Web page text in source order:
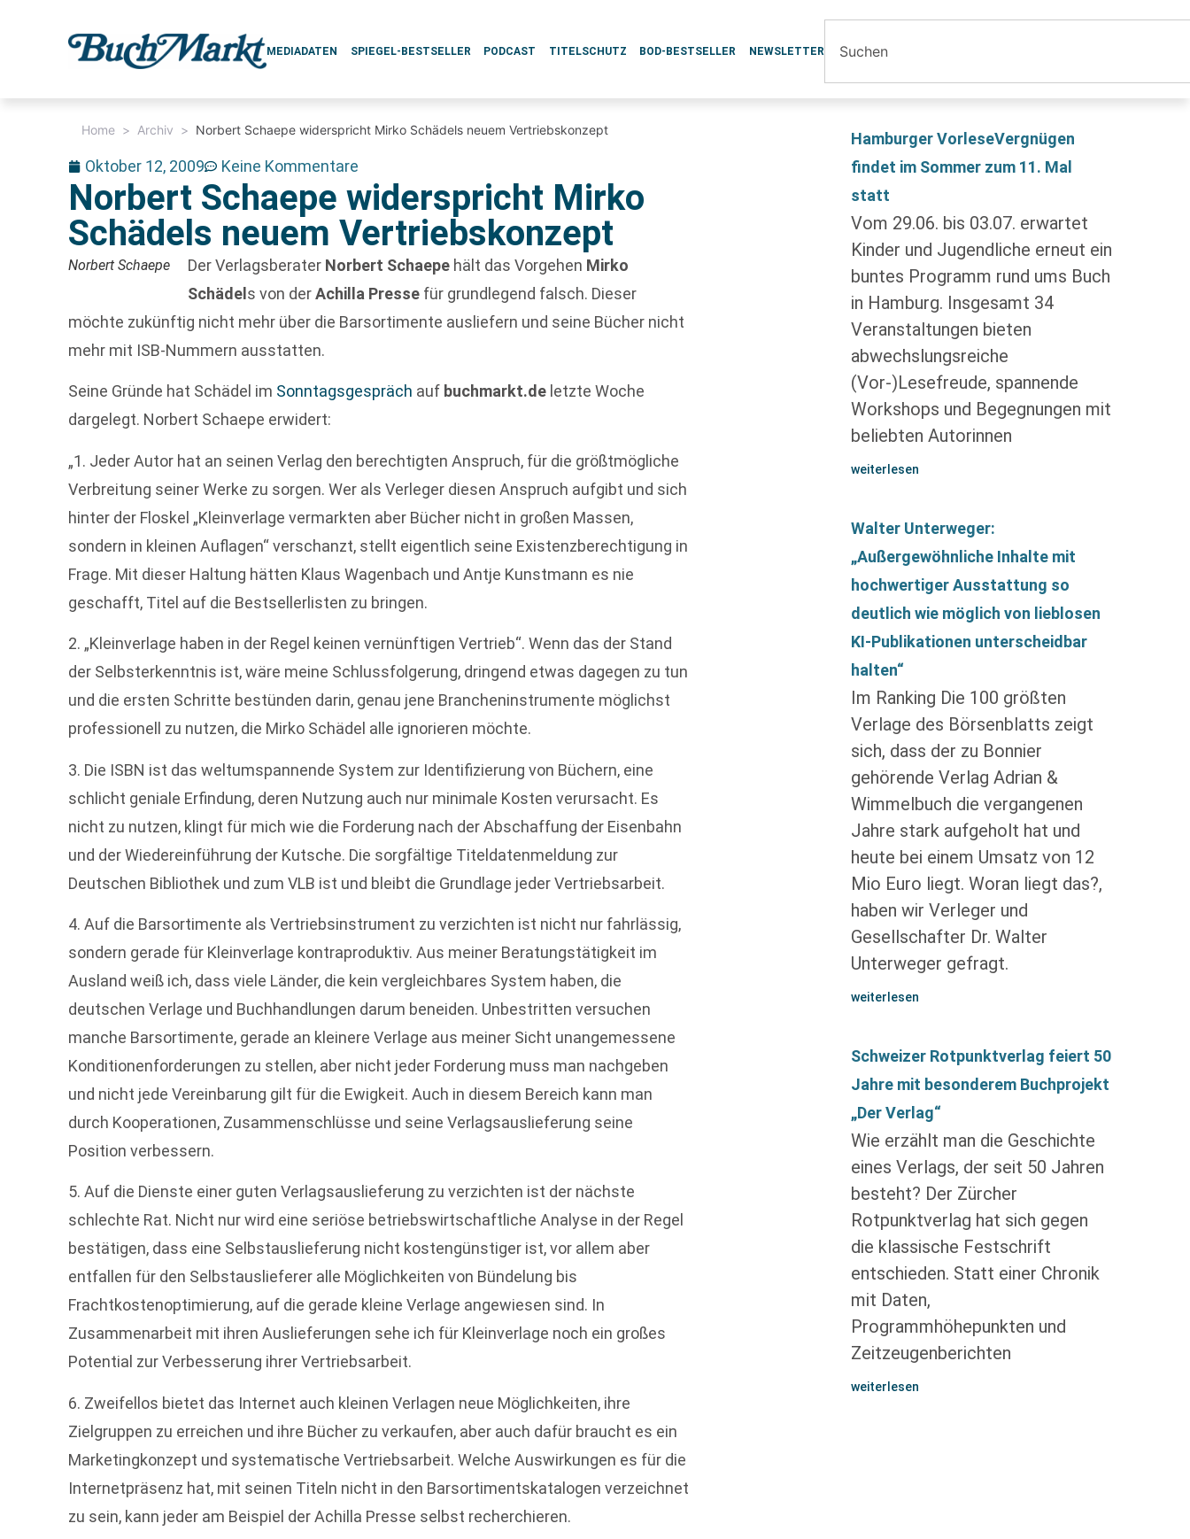
MEDIADATEN SPIEGEL-BESTSELLER PODCAST TITELSCHUTZ BOD-BESTSELLER NEWSLETTER
Home > Archiv > Norbert Schaepe widerspricht Mirko Schädels neuem Vertriebskonzept
Oktober 12, 2009 Keine Kommentare
Norbert Schaepe widerspricht Mirko
Schädels neuem Vertriebskonzept
Norbert Schaepe Der Verlagsberater Norbert Schaepe hält das Vorgehen Mirko
Schädel s von derAchilla Presse für grundlegend falsch. Dieser
möchte zukünftig nicht mehr über die Barsortimente ausliefern und seine Bücher nicht
mehr mit ISB-Nummern ausstatten.
Seine Gründe hat Schädel im Sonntagsgespräch auf buchmarkt.de letzte Woche
dargelegt. Norbert Schaepe erwidert:
„1. Jeder Autor hat an seinen Verlag den berechtigten Anspruch, für die größtmögliche
Verbreitung seiner Werke zu sorgen. Wer als Verleger diesen Anspruch aufgibt und sich
hinter der Floskel „Kleinverlage vermarkten aber Bücher nicht in großen Massen,
sondern in kleinen Auflagen“ verschanzt, stellt eigentlich seine Existenzberechtigung in
Frage. Mit dieser Haltung hätten Klaus Wagenbach und Antje Kunstmann es nie
geschafft, Titel auf die Bestsellerlisten zu bringen.
2. „Kleinverlage haben in der Regel keinen vernünftigen Vertrieb“. Wenn das der Stand
der Selbsterkenntnis ist, wäre meine Schlussfolgerung, dringend etwas dagegen zu tun
und die ersten Schritte bestünden darin, genau jene Brancheninstrumente möglichst
professionell zu nutzen, die Mirko Schädel alle ignorieren möchte.
3. Die ISBN ist das weltumspannende System zur Identifizierung von Büchern, eine
schlicht geniale Erfindung, deren Nutzung auch nur minimale Kosten verursacht. Es
nicht zu nutzen, klingt für mich wie die Forderung nach der Abschaffung der Eisenbahn
und der Wiedereinführung der Kutsche. Die sorgfältige Titeldatenmeldung zur
Deutschen Bibliothek und zum VLB ist und bleibt die Grundlage jeder Vertriebsarbeit.
4. Auf die Barsortimente als Vertriebsinstrument zu verzichten ist nicht nur fahrlässig,
sondern gerade für Kleinverlage kontraproduktiv. Aus meiner Beratungstätigkeit im
Ausland weiß ich, dass viele Länder, die kein vergleichbares System haben, die
deutschen Verlage und Buchhandlungen darum beneiden. Unbestritten versuchen
manche Barsortimente, gerade an kleinere Verlage aus meiner Sicht unangemessene
Konditionenforderungen zu stellen, aber nicht jeder Forderung muss man nachgeben
und nicht jede Vereinbarung gilt für die Ewigkeit. Auch in diesem Bereich kann man
durch Kooperationen, Zusammenschlüsse und seine Verlagsauslieferung seine
Position verbessern.
5. Auf die Dienste einer guten Verlagsauslieferung zu verzichten ist der nächste
schlechte Rat. Nicht nur wird eine seriöse betriebswirtschaftliche Analyse in der Regel
bestätigen, dass eine Selbstauslieferung nicht kostengünstiger ist, vor allem aber
entfallen für den Selbstauslieferer alle Möglichkeiten von Bündelung bis
Frachtkostenoptimierung, auf die gerade kleine Verlage angewiesen sind. In
Zusammenarbeit mit ihren Auslieferungen sehe ich für Kleinverlage noch ein großes
Potential zur Verbesserung ihrer Vertriebsarbeit.
6. Zweifellos bietet das Internet auch kleinen Verlagen neue Möglichkeiten, ihre
Zielgruppen zu erreichen und ihre Bücher zu verkaufen, aber auch dafür braucht es ein
Marketingkonzept und systematische Vertriebsarbeit. Welche Auswirkungen es für die
Internetpräsenz hat, mit seinen Titeln nicht in den Barsortimentskatalogen verzeichnet
zu sein, kann jeder am Beispiel der Achilla Presse selbst recherchieren.
Hamburger VorleseVergnügen
findet im Sommer zum 11. Mal
statt
Vom 29.06. bis 03.07. erwartet
Kinder und Jugendliche erneut ein
buntes Programm rund ums Buch
in Hamburg. Insgesamt 34
Veranstaltungen bieten
abwechslungsreiche
(Vor-)Lesefreude, spannende
Workshops und Begegnungen mit
beliebten Autorinnen
weiterlesen
Walter Unterweger:
„Außergewöhnliche Inhalte mit
hochwertiger Ausstattung so
deutlich wie möglich von lieblosen
KI-Publikationen unterscheidbar
halten“
Im Ranking Die 100 größten
Verlage des Börsenblatts zeigt
sich, dass der zu Bonnier
gehörende Verlag Adrian &
Wimmelbuch die vergangenen
Jahre stark aufgeholt hat und
heute bei einem Umsatz von 12
Mio Euro liegt. Woran liegt das?,
haben wir Verleger und
Gesellschafter Dr. Walter
Unterweger gefragt.
weiterlesen
Schweizer Rotpunktverlag feiert 50
Jahre mit besonderem Buchprojekt
„Der Verlag“
Wie erzählt man die Geschichte
eines Verlags, der seit 50 Jahren
besteht? Der Zürcher
Rotpunktverlag hat sich gegen
die klassische Festschrift
entschieden. Statt einer Chronik
mit Daten,
Programmhöhepunkten und
Zeitzeugenberichten
weiterlesen